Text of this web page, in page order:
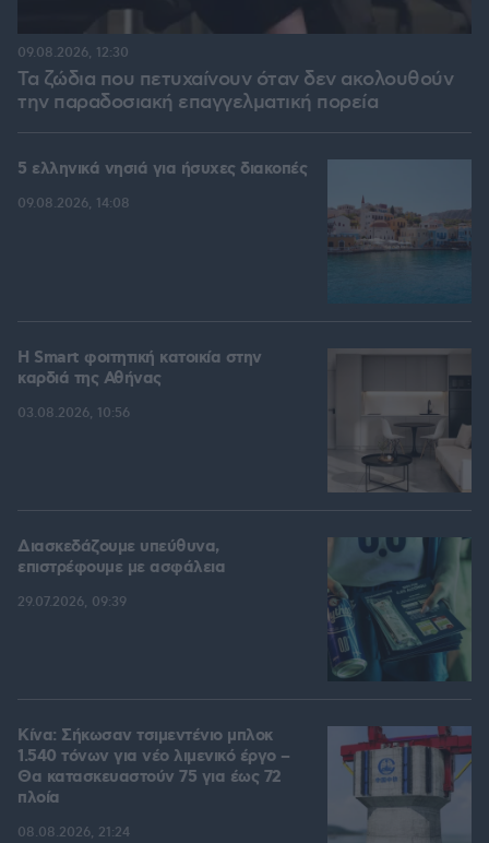
Τα ζώδια που πετυχαίνουν όταν δεν ακολουθούν
την παραδοσιακή επαγγελματική πορεία
09.08.2026, 12:30
5 ελληνικά νησιά για ήσυχες διακοπές
09.08.2026, 14:08
Η Smart φοιτητική κατοικία στην
καρδιά της Αθήνας
03.08.2026, 10:56
Διασκεδάζουμε υπεύθυνα,
επιστρέφουμε με ασφάλεια
29.07.2026, 09:39
Κίνα: Σήκωσαν τσιμεντένιο μπλοκ
1.540 τόνων για νέο λιμενικό έργο –
Θα κατασκευαστούν 75 για έως 72
πλοία
08.08.2026, 21:24